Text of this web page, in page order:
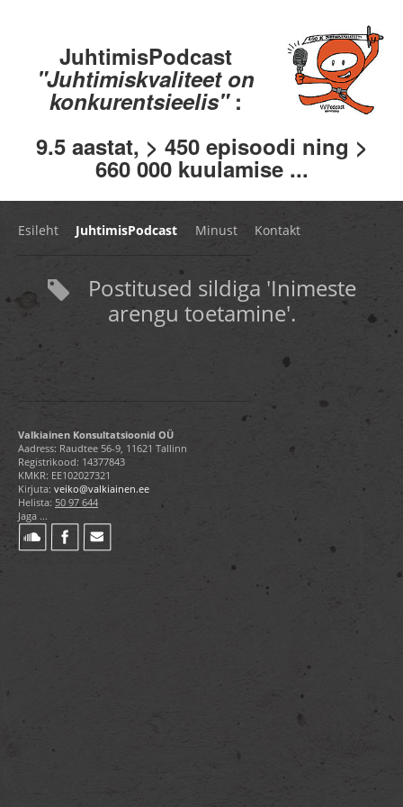
JuhtimisPodcast
"Juhtimiskvaliteet on
konkurentsieelis" :
9.5 aastat, > 450 episoodi ning >
660 000 kuulamise ...
Esileht JuhtimisPodcast Minust Kontakt
Postitused sildiga 'Inimeste
arengu toetamine'.
Valkiainen Konsultatsioonid OÜ
Aadress: Raudtee 56-9, 11621 Tallinn
Registrikood: 14377843
KMKR: EE102027321
Kirjuta: veiko@valkiainen.ee
Helista: 50 97 644
Jaga ...